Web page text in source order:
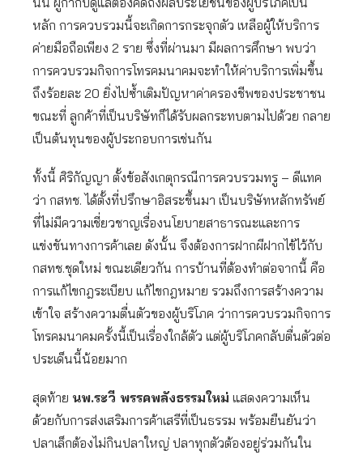
หลัก การควบรวมนี้จะเกิดการกระจุกตัว เหลือผู้ให้บริการ
ค่ายมือถือเพียง 2 ราย ซึ่งที่ผ่านมา มีผลการศึกษา พบว่า
การควบรวมกิจการโทรคมนาคมจะทำให้ค่าบริการเพิ่มขึ้น
ถึงร้อยละ 20 ยิ่งไปซ้ำเติมปัญหาค่าครองชีพของประชาชน
ขณะที่ ลูกค้าที่เป็นบริษัทก็ได้รับผลกระทบตามไปด้วย กลาย
เป็นต้นทุนของผู้ประกอบการเช่นกัน
ทั้งนี้ ศิริกัญญา ตั้งข้อสังเกตุกรณีการควบรวมทรู – ดีแทค
ว่า กสทช. ได้ตั้งที่ปรึกษาอิสระขึ้นมา เป็นบริษัทหลักทรัพย์
ที่ไม่มีความเชี่ยวชาญเรื่องนโยบายสาธารณะและการ
แข่งขันทางการค้าเลย ดังนั้น จึงต้องการฝากผีฝากไข้ไว้กับ
กสทช.ชุดใหม่ ขณะเดียวกัน การบ้านที่ต้องทำต่อจากนี้ คือ
การแก้ไขกฎระเบียบ แก้ไขกฎหมาย รวมถึงการสร้างความ
เข้าใจ สร้างความตื่นตัวของผู้บริโภค ว่าการควบรวมกิจการ
โทรคมนาคมครั้งนี้เป็นเรื่องใกล้ตัว แต่ผู้บริโภคกลับตื่นตัวต่อ
ประเด็นนี้น้อยมาก
สุดท้าย นพ.ระวี พรรคพลังธรรมใหม่ แสดงความเห็น
ด้วยกับการส่งเสริมการค้าเสรีที่เป็นธรรม พร้อมยืนยันว่า
ปลาเล็กต้องไม่กินปลาใหญ่ ปลาทุกตัวต้องอยู่ร่วมกันใน